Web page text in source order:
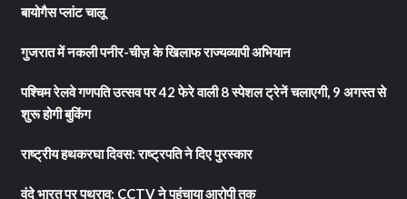
बायोगैस प्लांट चालू
गुजरात में नकली पनीर-चीज़ के खिलाफ राज्यव्यापी अभियान
पश्चिम रेलवे गणपति उत्सव पर 42 फेरे वाली 8 स्पेशल ट्रेनें चलाएगी, 9 अगस्त से
शुरू होगी बुकिंग
राष्ट्रीय हथकरघा दिवस: राष्ट्रपति ने दिए पुरस्कार
वंदे भारत पर पथराव: CCTV ने पहुंचाया आरोपी तक